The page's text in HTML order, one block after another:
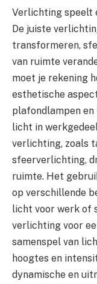
Verlichting speelt
De juiste
transformeren,
van ruimte
moet je rekening
esthetische
plafondlampen en
licht in
verlichting, zoals
sfeerverlichting,
ruimte. Het
op verschillende
licht voor werk of
verlichting voor
samenspel van
hoogtes en
dynamische en